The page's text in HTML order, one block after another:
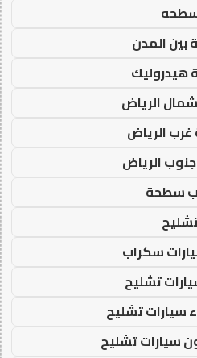
المدن
الرياض
الرياض
الرياض
سطحة
سكراب
تشليح
سيارات تشليح
سيارات تشليح